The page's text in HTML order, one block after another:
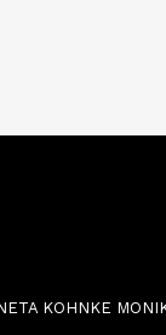
KOHNKE